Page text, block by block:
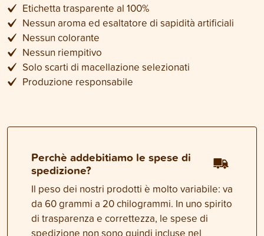
Etichetta trasparente al 100%
Nessun aroma ed esaltatore di sapidità artificiali
Nessun colorante
Nessun riempitivo
Solo scarti di macellazione selezionati
Produzione responsabile
Perchè addebitiamo le spese di
spedizione?
Il peso dei nostri prodotti è molto variabile: va
da 60 grammi a 20 chilogrammi. In uno spirito
di trasparenza e correttezza, le spese di
spedizione non sono quindi incluse nel